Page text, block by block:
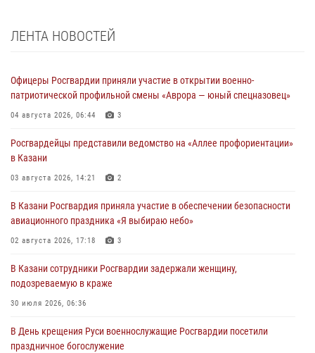
ЛЕНТА НОВОСТЕЙ
Офицеры Росгвардии приняли участие в открытии военно-
патриотической профильной смены «Аврора — юный спецназовец»
04 августа 2026, 06:44 3
Росгвардейцы представили ведомство на «Аллее профориентации»
в Казани
03 августа 2026, 14:21 2
В Казани Росгвардия приняла участие в обеспечении безопасности
авиационного праздника «Я выбираю небо»
02 августа 2026, 17:18 3
В Казани сотрудники Росгвардии задержали женщину,
подозреваемую в краже
30 июля 2026, 06:36
В День крещения Руси военнослужащие Росгвардии посетили
праздничное богослужение